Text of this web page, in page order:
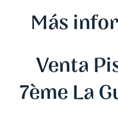
Más
Venta
7ème La